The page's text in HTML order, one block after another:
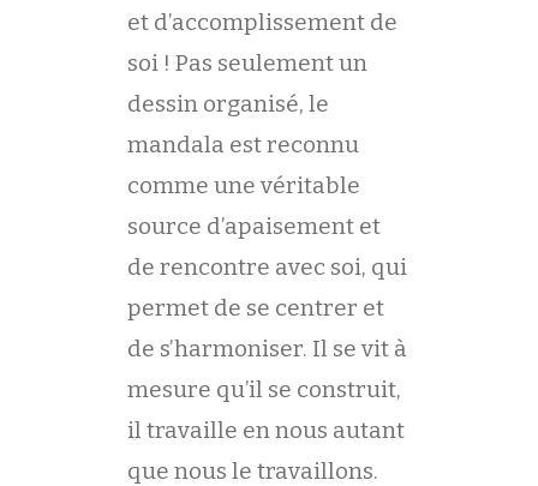
et d’accomplissement de
soi ! Pas seulement un
dessin organisé, le
mandala est reconnu
comme une véritable
source d’apaisement et
de rencontre avec soi, qui
permet de se centrer et
de s’harmoniser. Il se vit à
mesure qu’il se construit,
il travaille en nous autant
que nous le travaillons.